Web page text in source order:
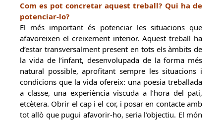
Com es pot concretar aquest treball? Qui ha de
potenciar-lo?
El més important és potenciar les situacions que
afavoreixen el creixement interior. Aquest treball ha
d’estar transversalment present en tots els àmbits de
la vida de l’infant, desenvolupada de la forma més
natural possible, aprofitant sempre les situacions i
condicions que la vida ofereix: una poesia treballada
a classe, una experiència viscuda a l’hora del pati,
etcètera. Obrir el cap i el cor, i posar en contacte amb
tot allò que pugui afavorir-ho, seria l’objectiu. El món